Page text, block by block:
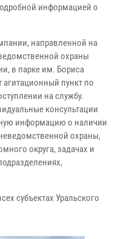
информацией о
направленной на
охраны
в парке им. Бориса
агитационный пункт по
на службу.
консультации
информацию о наличии
охраны,
округа, задачах и
субъектах Уральского